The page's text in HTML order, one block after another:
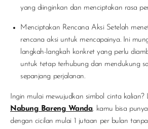
yang diinginkan dan menciptakan rasa
Menciptakan Rencana Aksi Setelah
rencana aksi untuk mencapainya. Ini
langkah-langkah konkret yang perlu
untuk tetap terhubung dan mendukung
sepanjang perjalanan.
Ingin mulai mewujudkan simbol cinta
Nabung Bareng Wanda, kamu bisa
dengan cicilan mulai 1 jutaan per bulan